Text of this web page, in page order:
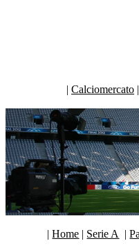
| Calciomercato |
|Home | Serie A |